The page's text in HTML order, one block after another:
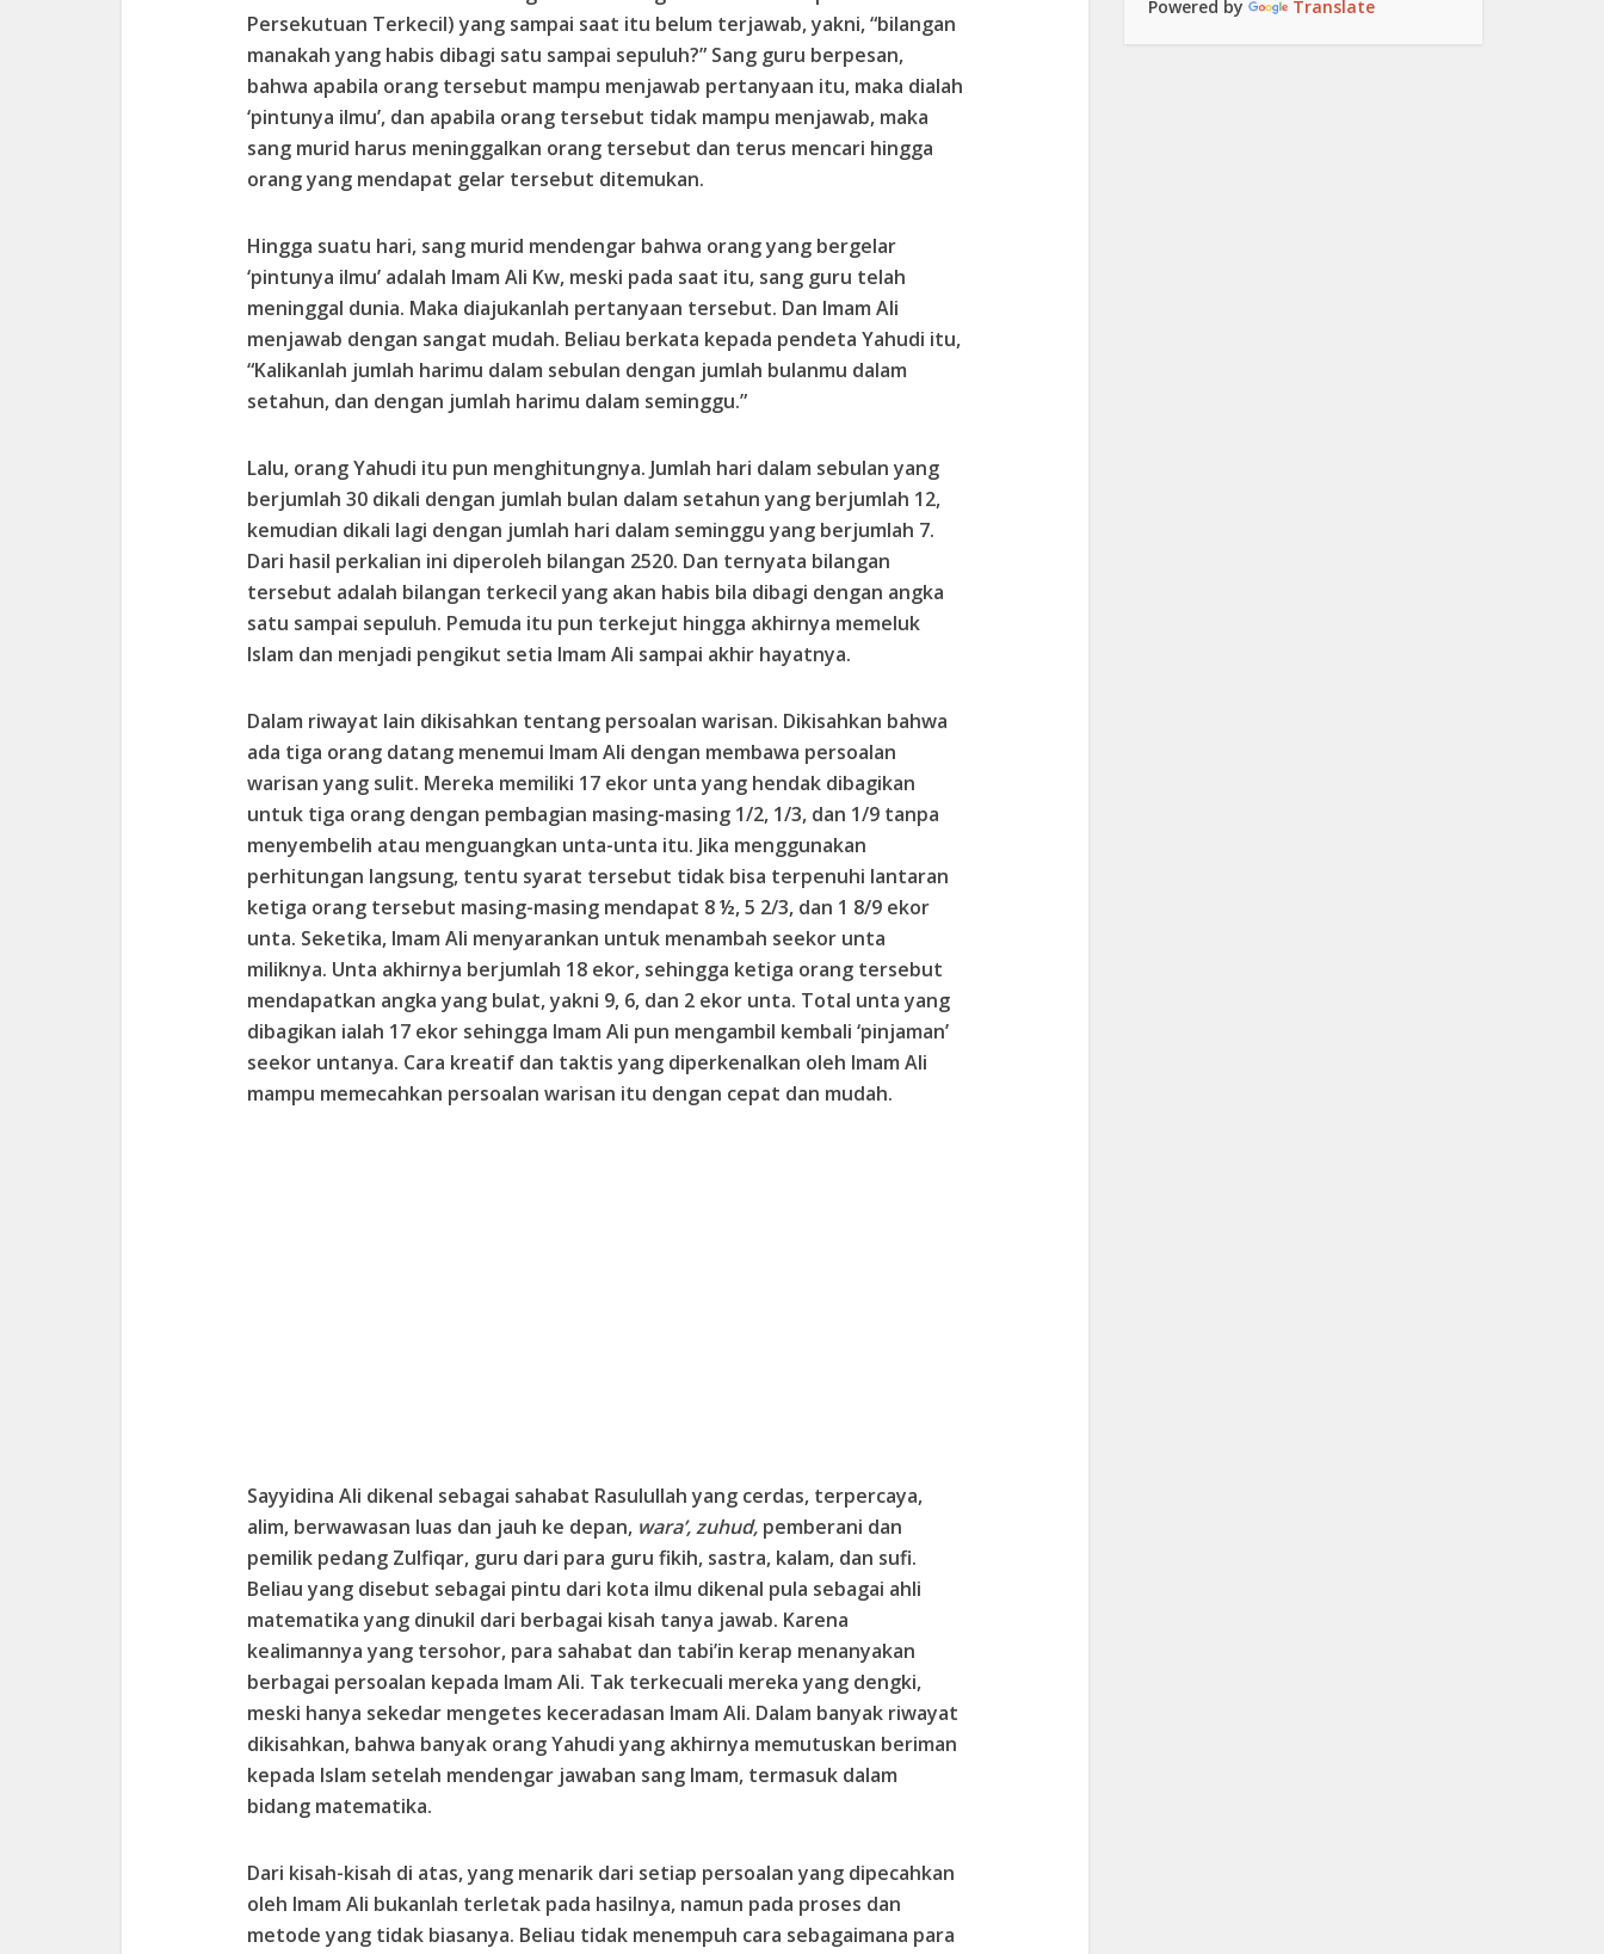
Persekutuan Terkecil) yang sampai saat itu belum terjawab, yakni, “bilangan
manakah yang habis dibagi satu sampai sepuluh?” Sang guru berpesan,
bahwa apabila orang tersebut mampu menjawab pertanyaan itu, maka dialah
‘pintunya ilmu’, dan apabila orang tersebut tidak mampu menjawab, maka
sang murid harus meninggalkan orang tersebut dan terus mencari hingga
orang yang mendapat gelar tersebut ditemukan.
Hingga suatu hari, sang murid mendengar bahwa orang yang bergelar
‘pintunya ilmu’ adalah Imam Ali Kw, meski pada saat itu, sang guru telah
meninggal dunia. Maka diajukanlah pertanyaan tersebut. Dan Imam Ali
menjawab dengan sangat mudah. Beliau berkata kepada pendeta Yahudi itu,
“Kalikanlah jumlah harimu dalam sebulan dengan jumlah bulanmu dalam
setahun, dan dengan jumlah harimu dalam seminggu.”
Lalu, orang Yahudi itu pun menghitungnya. Jumlah hari dalam sebulan yang
berjumlah 30 dikali dengan jumlah bulan dalam setahun yang berjumlah 12,
kemudian dikali lagi dengan jumlah hari dalam seminggu yang berjumlah 7.
Dari hasil perkalian ini diperoleh bilangan 2520. Dan ternyata bilangan
tersebut adalah bilangan terkecil yang akan habis bila dibagi dengan angka
satu sampai sepuluh. Pemuda itu pun terkejut hingga akhirnya memeluk
Islam dan menjadi pengikut setia Imam Ali sampai akhir hayatnya.
Dalam riwayat lain dikisahkan tentang persoalan warisan. Dikisahkan bahwa
ada tiga orang datang menemui Imam Ali dengan membawa persoalan
warisan yang sulit. Mereka memiliki 17 ekor unta yang hendak dibagikan
untuk tiga orang dengan pembagian masing-masing 1/2, 1/3, dan 1/9 tanpa
menyembelih atau menguangkan unta-unta itu. Jika menggunakan
perhitungan langsung, tentu syarat tersebut tidak bisa terpenuhi lantaran
ketiga orang tersebut masing-masing mendapat 8 ½, 5 2/3, dan 1 8/9 ekor
unta. Seketika, Imam Ali menyarankan untuk menambah seekor unta
miliknya. Unta akhirnya berjumlah 18 ekor, sehingga ketiga orang tersebut
mendapatkan angka yang bulat, yakni 9, 6, dan 2 ekor unta. Total unta yang
dibagikan ialah 17 ekor sehingga Imam Ali pun mengambil kembali ‘pinjaman’
seekor untanya. Cara kreatif dan taktis yang diperkenalkan oleh Imam Ali
mampu memecahkan persoalan warisan itu dengan cepat dan mudah.
Sayyidina Ali dikenal sebagai sahabat Rasulullah yang cerdas, terpercaya,
alim, berwawasan luas dan jauh ke depan, wara’, zuhud, pemberani dan
pemilik pedang Zulfiqar, guru dari para guru fikih, sastra, kalam, dan sufi.
Beliau yang disebut sebagai pintu dari kota ilmu dikenal pula sebagai ahli
matematika yang dinukil dari berbagai kisah tanya jawab. Karena
kealimannya yang tersohor, para sahabat dan tabi’in kerap menanyakan
berbagai persoalan kepada Imam Ali. Tak terkecuali mereka yang dengki,
meski hanya sekedar mengetes keceradasan Imam Ali. Dalam banyak riwayat
dikisahkan, bahwa banyak orang Yahudi yang akhirnya memutuskan beriman
kepada Islam setelah mendengar jawaban sang Imam, termasuk dalam
bidang matematika.
Dari kisah-kisah di atas, yang menarik dari setiap persoalan yang dipecahkan
oleh Imam Ali bukanlah terletak pada hasilnya, namun pada proses dan
metode yang tidak biasanya. Beliau tidak menempuh cara sebagaimana para
Powered by Translate